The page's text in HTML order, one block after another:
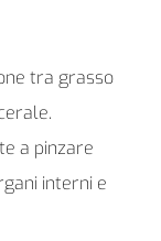
tra grasso
a pinzare
interni e